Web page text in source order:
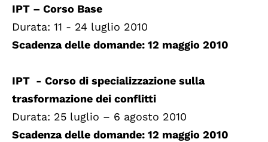
IPT – Corso Base
Durata: 11 - 24 luglio 2010
Scadenza delle domande: 12 maggio 2010
IPT - Corso di specializzazione sulla
trasformazione dei conflitti
Durata: 25 luglio – 6 agosto 2010
Scadenza delle domande: 12 maggio 2010